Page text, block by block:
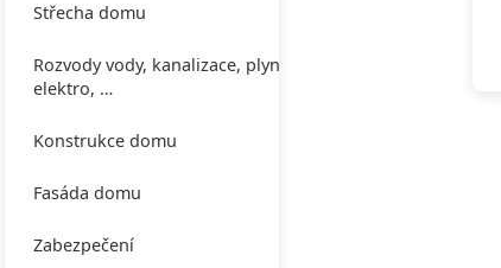
Střecha domu
Rozvody vody, kanalizace, plynu,
elektro, …
Konstrukce domu
Fasáda domu
Zabezpečení